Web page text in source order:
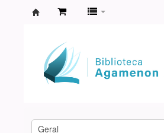
Agamenon
Magalhães